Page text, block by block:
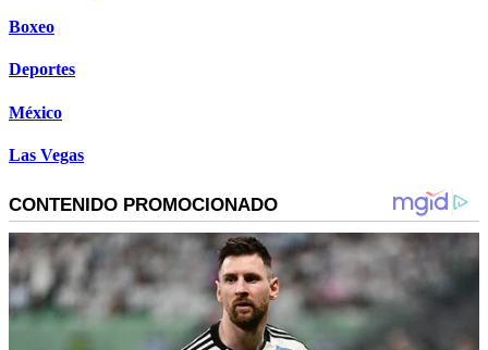
Boxeo
Deportes
México
Las Vegas